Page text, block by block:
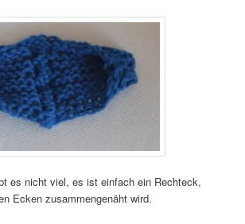
es nicht viel, es ist einfach ein Rechteck,
Ecken zusammengenäht wird.